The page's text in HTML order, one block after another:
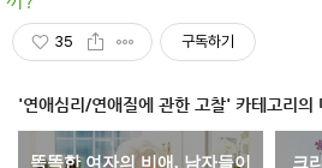
35 구독하기
'연애심리/연애질에 관한 고찰' 카테고리의
똑똑한 여자의 비애, 남자들이
크